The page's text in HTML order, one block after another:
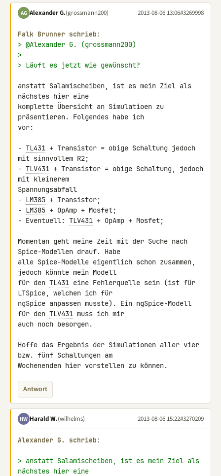
AG Alexander G.(grossmann200) 2013-08-06 13:06#3269998
Falk Brunner schrieb:
> @Alexander G. (grossmann200)
>
> Läuft es jetzt wie gewünscht?
anstatt Salamischeiben, ist es mein Ziel als
nächstes hier eine
komplette Übersicht an Simulatioen zu
präsentieren. Folgendes habe ich
vor:
- TL431 + Transistor = obige Schaltung jedoch
mit sinnvollem R2;
- TLV431 + Transistor = obige Schaltung, jedoch
mit kleinerem
Spannungsabfall
- LM385 + Transistor;
- LM385 + OpAmp + Mosfet;
- Eventuell: TLV431 + OpAmp + Mosfet;
Momentan geht meine Zeit mit der Suche nach
Spice-Modellen drauf. Habe
alle Spice-Modelle eigentlich schon zusammen,
jedoch könnte mein Modell
für den TL431 eine Fehlerquelle sein (ist für
LTSpice, welchen ich für
ngSpice anpassen musste). Ein ngSpice-Modell
für den TLV431 muss ich mir
auch noch besorgen.
Hoffe das Ergebnis der Simulationen aller vier
bzw. fünf Schaltungen am
Wochenenden hier vorstellen zu können.
Antwort
HW Harald W.(wilhelms) 2013-08-06 15:22#3270209
Alexander G. schrieb:
> anstatt Salamischeiben, ist es mein Ziel als
nächstes hier eine